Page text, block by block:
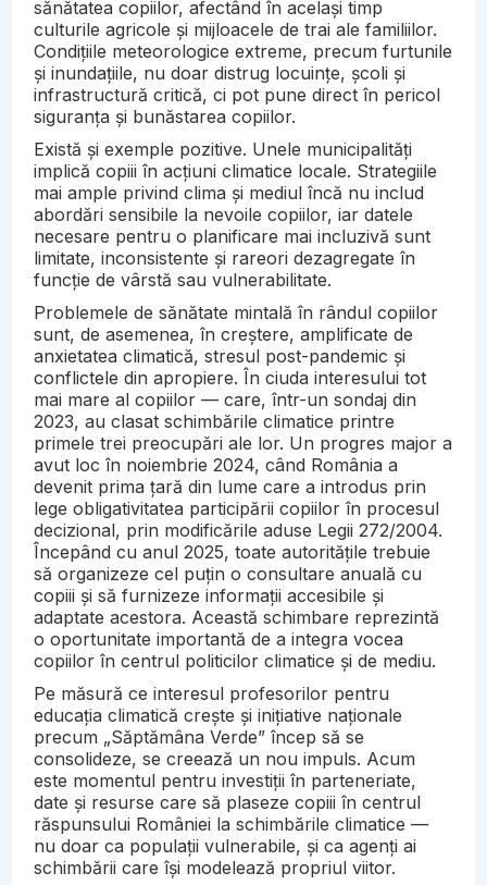
sănătatea copiilor, afectând în același timp
culturile agricole și mijloacele de trai ale familiilor.
Condițiile meteorologice extreme, precum furtunile
și inundațiile, nu doar distrug locuințe, școli și
infrastructură critică, ci pot pune direct în pericol
siguranța și bunăstarea copiilor.
Există și exemple pozitive. Unele municipalități
implică copiii în acțiuni climatice locale. Strategiile
mai ample privind clima și mediul încă nu includ
abordări sensibile la nevoile copiilor, iar datele
necesare pentru o planificare mai incluzivă sunt
limitate, inconsistente și rareori dezagregate în
funcție de vârstă sau vulnerabilitate.
Problemele de sănătate mintală în rândul copiilor
sunt, de asemenea, în creștere, amplificate de
anxietatea climatică, stresul post-pandemic și
conflictele din apropiere. În ciuda interesului tot
mai mare al copiilor — care, într-un sondaj din
2023, au clasat schimbările climatice printre
primele trei preocupări ale lor. Un progres major a
avut loc în noiembrie 2024, când România a
devenit prima țară din lume care a introdus prin
lege obligativitatea participării copiilor în procesul
decizional, prin modificările aduse Legii 272/2004.
Începând cu anul 2025, toate autoritățile trebuie
să organizeze cel puțin o consultare anuală cu
copiii și să furnizeze informații accesibile și
adaptate acestora. Această schimbare reprezintă
o oportunitate importantă de a integra vocea
copiilor în centrul politicilor climatice și de mediu.
Pe măsură ce interesul profesorilor pentru
educația climatică crește și inițiative naționale
precum „Săptămâna Verde” încep să se
consolideze, se creează un nou impuls. Acum
este momentul pentru investiții în parteneriate,
date și resurse care să plaseze copiii în centrul
răspunsului României la schimbările climatice —
nu doar ca populații vulnerabile, și ca agenți ai
schimbării care își modelează propriul viitor.